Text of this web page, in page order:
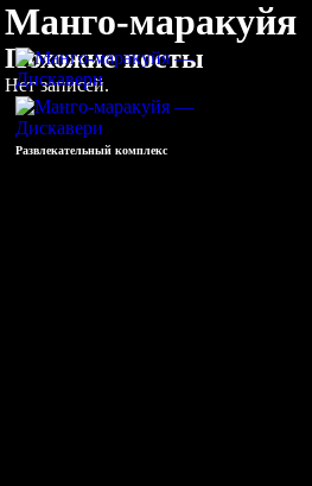
Развлекательный комплекс
Манго-маракуйя
Похожие посты
Нет записей.